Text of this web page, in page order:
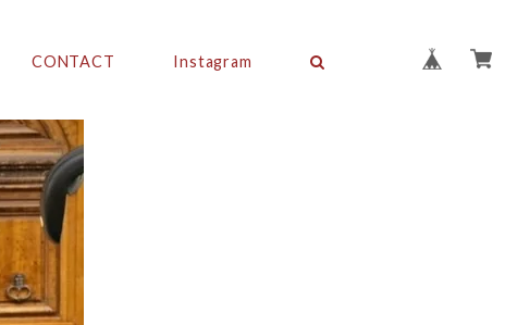
CONTACT Instagram